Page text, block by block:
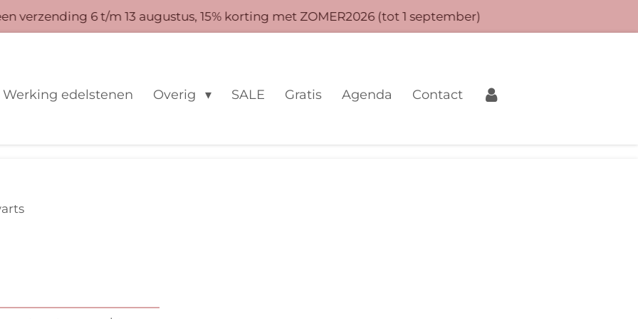
verzending 6 t/m 13 augustus, 15% korting met ZOMER2026 (tot 1 september)
Werking edelstenen Overig SALE Gratis Agenda Contact